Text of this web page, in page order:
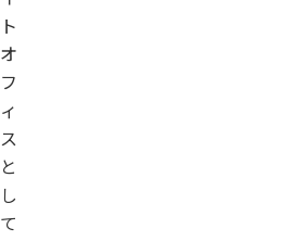
ト
オ
フ
ィ
ス
と
し
て